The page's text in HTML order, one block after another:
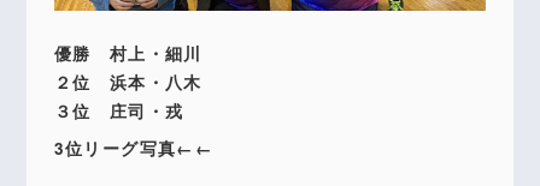
優勝 村上・細川
２位 浜本・八木
３位 庄司・戎
3位リーグ写真←←